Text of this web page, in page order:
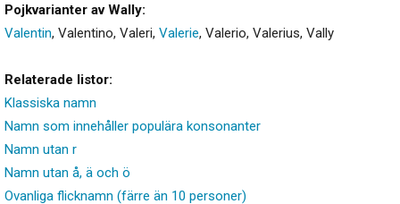
Pojkvarianter av Wally:
Valentin, Valentino, Valeri, Valerie, Valerio, Valerius, Vally
Relaterade listor:
Klassiska namn
Namn som innehåller populära konsonanter
Namn utan r
Namn utan å, ä och ö
Ovanliga flicknamn (färre än 10 personer)